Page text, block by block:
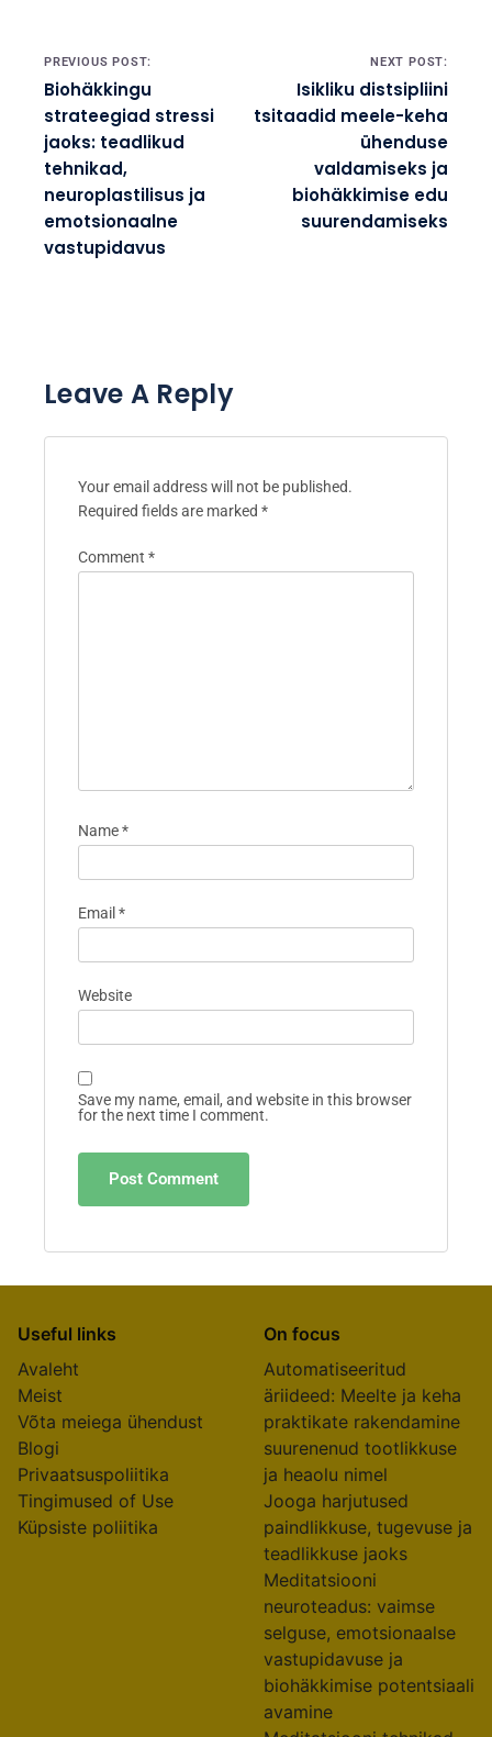
Post navigation
PREVIOUS POST:
Biohäkkingu
strateegiad stressi
jaoks: teadlikud
tehnikad,
neuroplastilisus ja
emotsionaalne
vastupidavus
NEXT POST:
Isikliku distsipliini
tsitaadid meele-keha
ühenduse
valdamiseks ja
biohäkkimise edu
suurendamiseks
Leave A Reply
Your email address will not be published.
Required fields are marked *
Comment *
Name*
Email *
Website
Save my name, email, and website in this browser
for the next time I comment.
Useful links
Avaleht
Meist
Võta meiega ühendust
Blogi
Privaatsuspoliitika
Tingimused of Use
Küpsiste poliitika
On focus
Automatiseeritud
äriideed: Meelte ja keha
praktikate rakendamine
suurenenud tootlikkuse
ja heaolu nimel
Jooga harjutused
paindlikkuse, tugevuse ja
teadlikkuse jaoks
Meditatsiooni
neuroteadus: vaimse
selguse, emotsionaalse
vastupidavuse ja
biohäkkimise potentsiaali
avamine